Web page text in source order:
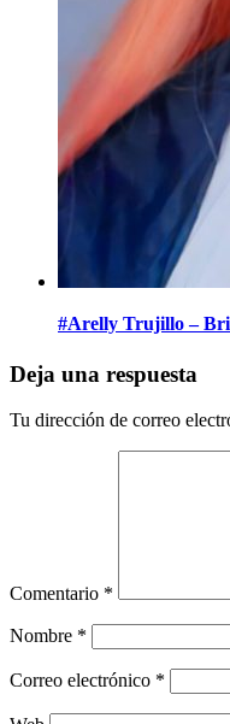
#Arelly Trujillo –
Deja una respuesta
Tu dirección de correo
Comentario *
Nombre *
Correo electrónico *